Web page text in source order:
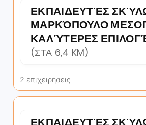
ΕΚΠΑΙΔΕΥΤΈΣ
ΜΑΡΚΌΠΟΥΛΟ
ΚΑΛΎΤΕΡΕΣ
(ΣΤΑ 6,4 KM)
2 επιχειρήσεις